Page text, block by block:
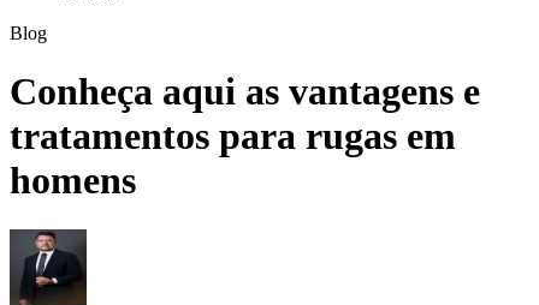
Blog
Conheça aqui as vantagens e
tratamentos para rugas em
homens